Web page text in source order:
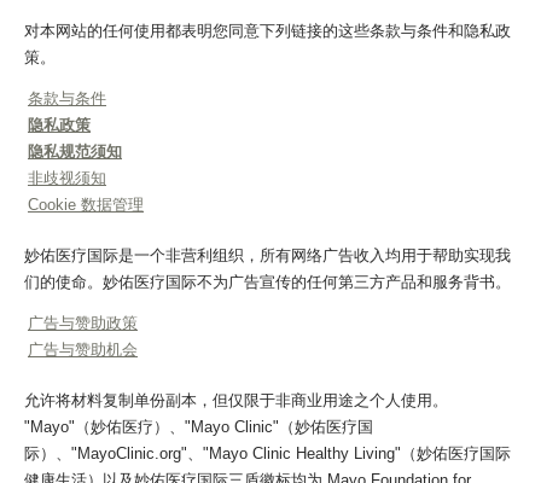
对本网站的任何使用都表明您同意下列链接的这些条款与条件和隐私政
策。
条款与条件
隐私政策
隐私规范须知
非歧视须知
Cookie 数据管理
妙佑医疗国际是一个非营利组织，所有网络广告收入均用于帮助实现我
们的使命。妙佑医疗国际不为广告宣传的任何第三方产品和服务背书。
广告与赞助政策
广告与赞助机会
允许将材料复制单份副本，但仅限于非商业用途之个人使用。
"Mayo"（妙佑医疗）、"Mayo Clinic"（妙佑医疗国
际）、"MayoClinic.org"、"Mayo Clinic Healthy Living"（妙佑医疗国际